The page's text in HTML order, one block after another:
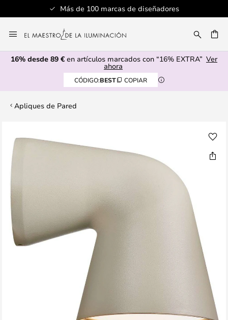
Más de 100 marcas de diseñadores
al
contenido
16% desde 89 € en artículos marcados con “16% EXTRA” Ver
ahora
CÓDIGO:BEST COPIAR
Apliques de Pared
final
galería
de
imágenes